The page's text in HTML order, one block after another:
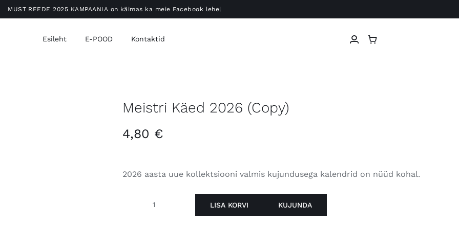
MUST REEDE 2025 KAMPAANIA on käimas ka meie Facebook lehel
Esileht E-POOD Kontaktid
Meistri Käed 2026 (Copy)
4,80 €
2026 aasta uue kollektsiooni valmis kujundusega kalendrid on nüüd kohal.
LISA KORVI KUJUNDA